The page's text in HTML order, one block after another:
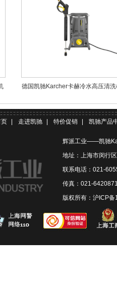
德国凯驰Karcher卡赫冷水高压清洗
走进凯驰 特价促销 凯驰产品
辉派工业——凯驰
地址：上海市闵行
联系电话：021-
传真：021-
版权所有： 沪ICP备